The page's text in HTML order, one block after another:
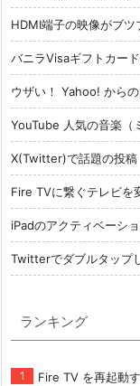
HDMI端子の映像がブツ
バニラVisaギフトカー
ウザい！ Yahoo! から
YouTube 人気の音楽（
X(Twitter)で話題の投稿
Fire TVに繋ぐテレビを
iPadのアクティベーシ
Twitterでダブルタップ
ランキング
Fire TV を再起動